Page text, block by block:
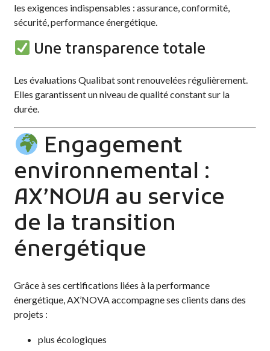
les exigences indispensables : assurance, conformité,
sécurité, performance énergétique.
Une transparence totale
Les évaluations Qualibat sont renouvelées régulièrement.
Elles garantissent un niveau de qualité constant sur la
durée.
Engagement
environnemental :
AX’NOVA au service
de la transition
énergétique
Grâce à ses certifications liées à la performance
énergétique, AX’NOVA accompagne ses clients dans des
projets :
plus écologiques